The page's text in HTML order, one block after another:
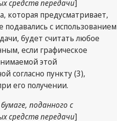
средств передачи]
которая предусматривает,
с использованием
будет считать любое
если графическое
этой
согласно пункту (3),
его получении.
поданного с
средств передачи]